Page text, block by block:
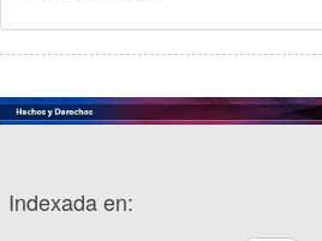
Indexada en: